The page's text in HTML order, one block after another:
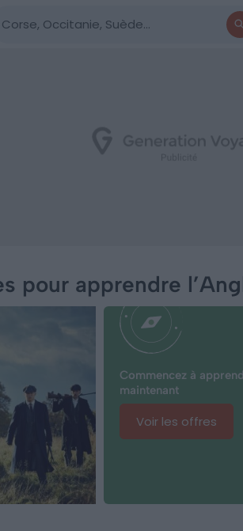
pour apprendre
Commencez à
maintenant
Voir les offres